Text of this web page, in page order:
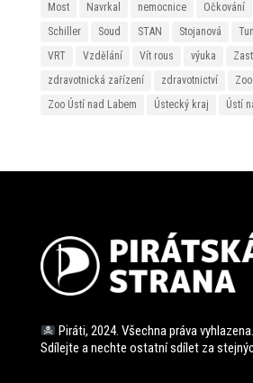
Most
Navrkal nemocnice Očkování
Schiller
Soud STAN Stojanová
VRT
Vzdělání Vít rous výuka
zdravotnická zařízení
zdravotnictví
Zoo
Zoo Ústí nad Labem
Ústecký kraj Ústí
Piráti, 2024. Všechna práva vyhlazena.
Sdílejte a nechte ostatní sdílet za